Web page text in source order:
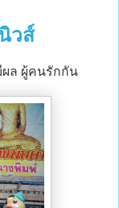
วส์
ผล ผู้คนรักกัน